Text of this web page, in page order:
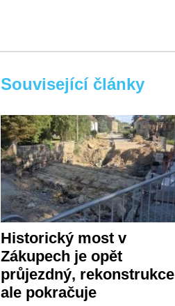
Související články
Historický most v
Zákupech je opět
průjezdný, rekonstrukce
ale pokračuje